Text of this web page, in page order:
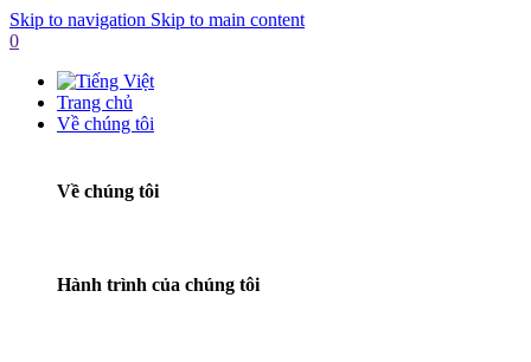
Skip to navigation Skip to main content
0
Trang chủ
Về chúng tôi
Về chúng tôi
Hành trình của chúng tôi